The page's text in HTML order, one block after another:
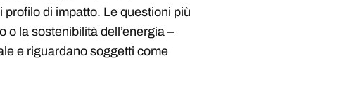
di impatto. Le questioni più
o la sostenibilità dell’energia –
e riguardano soggetti come